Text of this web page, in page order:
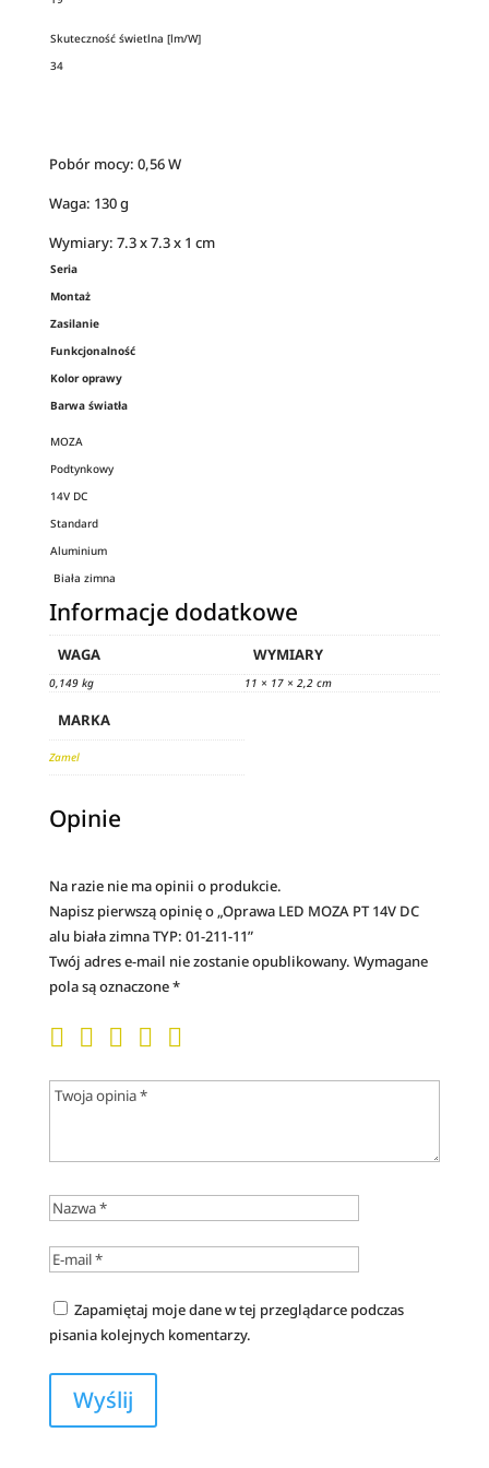
Skuteczność świetlna [lm/W]
34
Pobór mocy: 0,56 W
Waga: 130 g
Wymiary: 7.3 x 7.3 x 1 cm
Seria
Montaż
Zasilanie
Funkcjonalność
Kolor oprawy
Barwa światła
MOZA
Podtynkowy
14V DC
Standard
Aluminium
Biała zimna
Informacje dodatkowe
WAGA
0,149 kg
WYMIARY
11 × 17 × 2,2 cm
MARKA
Zamel
Opinie
Na razie nie ma opinii o produkcie.
Napisz pierwszą opinię o „Oprawa LED MOZA PT 14V DC
alu biała zimna TYP: 01-211-11”
Twój adres e-mail nie zostanie opublikowany. Wymagane
pola są oznaczone*
Zapamiętaj moje dane w tej przeglądarce podczas
pisania kolejnych komentarzy.